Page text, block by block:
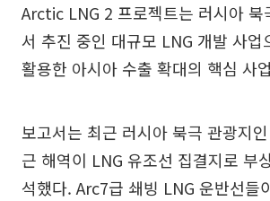
Arctic LNG 2 프로젝트는 러시아 북
서 추진 중인 대규모 LNG 개발 사업
활용한 아시아 수출 확대의 핵심 사
보고서는 최근 러시아 북극 관광지
근 해역이 LNG 유조선 집결지로 부
석했다. Arc7급 쇄빙 LNG 운반선들